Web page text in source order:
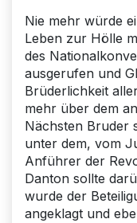
Nie mehr würde
Leben zur Hölle
des
ausgerufen und
Brüderlichkeit
mehr über dem
Nächsten Bruder
unter dem, vom
Anführer der
Danton sollte
wurde der
angeklagt und